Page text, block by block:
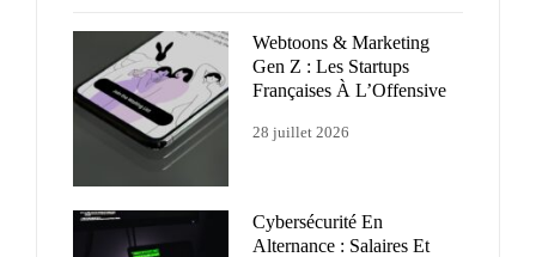
Webtoons & Marketing
Gen Z : Les Startups
Françaises À L’Offensive
28 juillet 2026
Cybersécurité En
Alternance : Salaires Et